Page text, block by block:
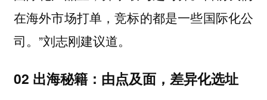
在海外市场打单，竞标的都是一些国际化公
司。”刘志刚建议道。
02 ‍出海秘籍：由点及面，差异化选址